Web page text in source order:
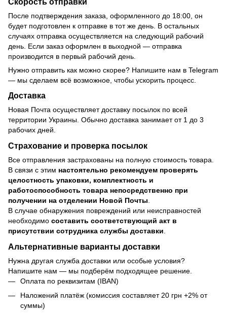
После подтверждения заказа, оформленного до 18:00, он
будет подготовлен к отправке в тот же день. В остальных
случаях отправка осуществляется на следующий рабочий
день. Если заказ оформлен в выходной — отправка
производится в первый рабочий день.
Нужно отправить как можно скорее? Напишите нам в Telegram
— мы сделаем всё возможное, чтобы ускорить процесс.
Доставка
Новая Почта осуществляет доставку посылок по всей
территории Украины. Обычно доставка занимает от 1 до 3
рабочих дней.
Страхование и проверка посылок
Все отправления застрахованы на полную стоимость товара.
В связи с этим настоятельно рекомендуем проверять
целостность упаковки, комплектность и
работоспособность товара непосредственно при
получении на отделении Новой Почты.
В случае обнаружения повреждений или неисправностей
необходимо составить соответствующий акт в
присутствии сотрудника службы доставки.
Альтернативные варианты доставки
Нужна другая служба доставки или особые условия?
Напишите нам — мы подберём подходящее решение.
Оплата по реквизитам (IBAN)
Наложений платёж (комиссия составляет 20 грн +2% от
суммы)